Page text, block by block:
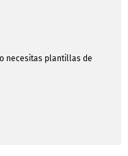
necesitas plantillas de